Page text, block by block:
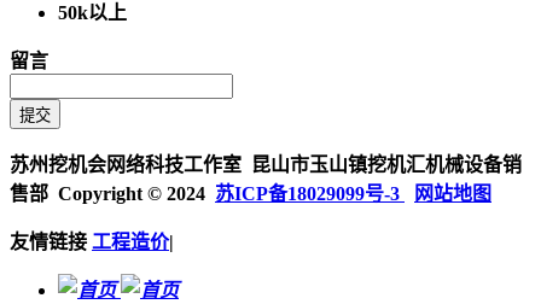
50k以上
留言
苏州挖机会网络科技工作室 昆山市玉山镇挖机汇机械设备销
售部 Copyright © 2024 苏ICP备18029099号-3 网站地图
友情链接 工程造价|